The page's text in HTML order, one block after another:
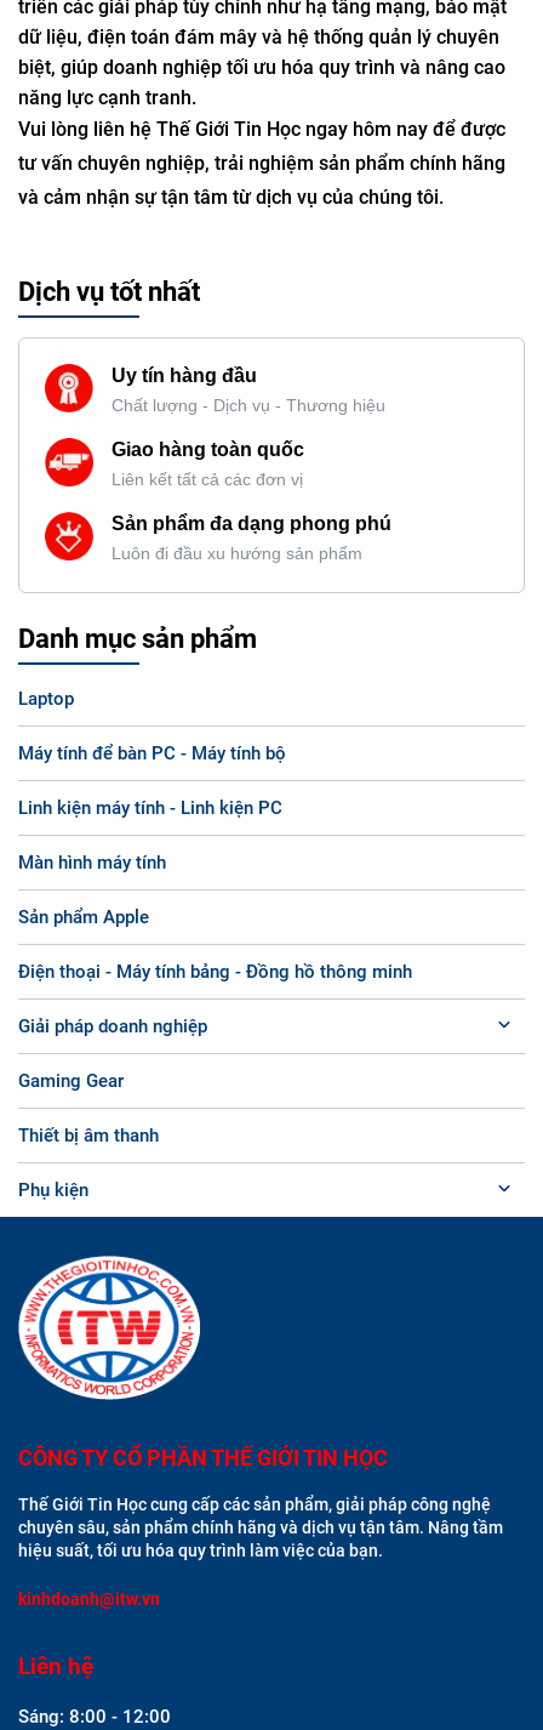
triển các giải pháp tùy chỉnh như hạ tầng mạng, bảo mật
dữ liệu, điện toán đám mây và hệ thống quản lý chuyên
biệt, giúp doanh nghiệp tối ưu hóa quy trình và nâng cao
năng lực cạnh tranh.
Vui lòng liên hệ Thế Giới Tin Học ngay hôm nay để được
tư vấn chuyên nghiệp, trải nghiệm sản phẩm chính hãng
và cảm nhận sự tận tâm từ dịch vụ của chúng tôi.
Dịch vụ tốt nhất
Uy tín hàng đầu
Chất lượng - Dịch vụ - Thương hiệu
Giao hàng toàn quốc
Liên kết tất cả các đơn vị
Sản phẩm đa dạng phong phú
Luôn đi đầu xu hướng sản phẩm
Danh mục sản phẩm
Laptop
Máy tính để bàn PC - Máy tính bộ
Linh kiện máy tính - Linh kiện PC
Màn hình máy tính
Sản phẩm Apple
Điện thoại - Máy tính bảng - Đồng hồ thông minh
Giải pháp doanh nghiệp
Gaming Gear
Thiết bị âm thanh
Phụ kiện
CÔNG TY CỔ PHẦN THẾ GIỚI TIN HỌC
Thế Giới Tin Học cung cấp các sản phẩm, giải pháp công nghệ
chuyên sâu, sản phẩm chính hãng và dịch vụ tận tâm. Nâng tầm
hiệu suất, tối ưu hóa quy trình làm việc của bạn.
kinhdoanh@itw.vn
Liên hệ
Sáng: 8:00 - 12:00